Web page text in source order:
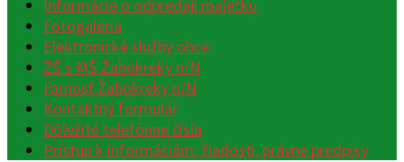
Informácie o odpredaji majetku
Fotogaléria
Elektronické služby obce
ZŠ s MŠ Žabokreky n/N
Farnosť Žabokreky n/N
Kontaktný formulár
Dôležité telefónne čísla
Prístup k informáciám, žiadosti, právne predpisy